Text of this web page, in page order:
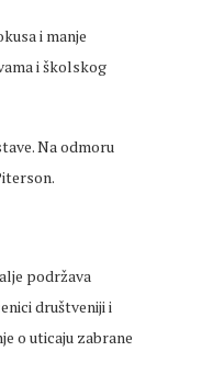
i manje
i školskog
Na odmoru
.
podržava
društveniji i
o uticaju zabrane